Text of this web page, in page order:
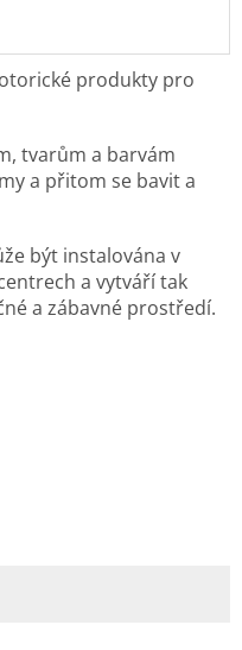
produkty pro
tvarům a barvám
a přitom se bavit a
být instalována v
a vytváří tak
a zábavné prostředí.